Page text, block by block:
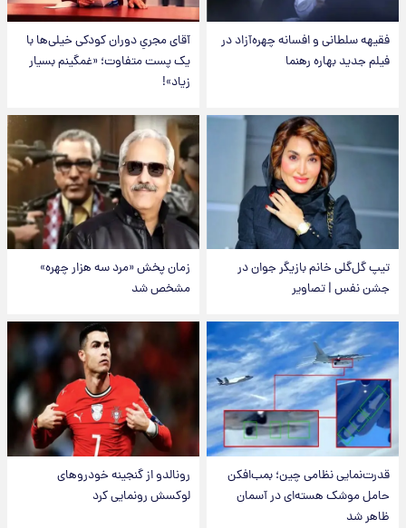
فقیهه سلطانی و افسانه چهره‌آزاد در
فیلم جدید بهاره رهنما
آقای مجریِ دوران کودکی خیلی‌ها با
یک پست متفاوت؛ «غمگینم بسیار
زیاد»!
تیپ گل‌گلی خانم بازیگر جوان در
جشن نفس | تصاویر
زمان پخش «مرد سه هزار چهره»
مشخص شد
قدرت‌نمایی نظامی چین؛ بمب‌افکن
حامل موشک هسته‌ای در آسمان
ظاهر شد
رونالدو از گنجینه خودروهای
لوکسش رونمایی کرد